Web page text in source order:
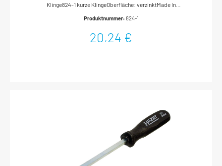
Klinge824-1 kurze KlingeOberfläche: verzinktMade In
mmAbmessungen / Länge: 165 mmLänge l1: 55 mmNetto-Gewicht
Produktnummer: 824-1
20,24 €